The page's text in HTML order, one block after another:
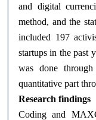
and digital
method, and the
included 197
startups in the past
was done
quantitative part
Research findings
Coding and